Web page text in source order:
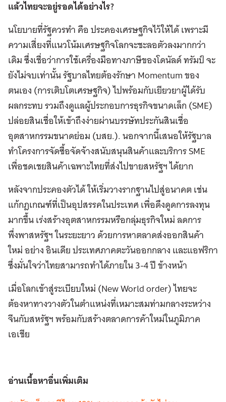
แล้วไทยจะอยู่รอดได้อย่างไร?
นโยบายที่รัฐควรทำ คือ ประคองเศรษฐกิจไว้ให้ได้ เพราะมี
ความเสี่ยงที่แนวโน้มเศรษฐกิจโลกจะชะลอตัวลงมากกว่า
เดิม ซึ่งเชื่อว่าการใช้เครื่องมือทางภาษีของโดนัลด์ ทรัมป์ จะ
ยังไม่จบเท่านั้น รัฐบาลไทยต้องรักษา Momentum ของ
ตนเอง (การเติบโตเศรษฐกิจ) ไปพร้อมกับเยียวยาผู้ได้รับ
ผลกระทบ รวมถึงดูแลผู้ประกอบการธุรกิจขนาดเล็ก (SME)
ปล่อยสินเชื่อให้เข้าถึงง่ายผ่านบรรษัทประกันสินเชื่อ
อุตสาหกรรมขนาดย่อม (บสย.). นอกจากนี้เสนอให้รัฐบาล
ทำโครงการจัดซื้อจัดจ้างสนับสนุนสินค้าและบริการ SME
เพื่อชดเชยสินค้าเฉพาะไทยที่ส่งไปขายสหรัฐฯ ได้ยาก
หลังจากประคองตัวได้ ให้เริ่มวางรากฐานไปสู่อนาคต เช่น
แก้กฎเกณฑ์ที่เป็นอุปสรรคในประเทศ เพื่อดึงดูดการลงทุน
มากขึ้น เร่งสร้างอุตสาหกรรมหรือกลุ่มธุรกิจใหม่ ลดการ
พึ่งพาสหรัฐฯ ในระยะยาว ด้วยการหาตลาดส่งออกสินค้า
ใหม่ อย่าง อินเดีย ประเทศภาคตะวันออกกลาง และแอฟริกา
ซึ่งมั่นใจว่าไทยสามารถทำได้ภายใน 3-4 ปี ข้างหน้า
เมื่อโลกเข้าสู่ระเบียบใหม่ (New World order) ไทยจะ
ต้องหาทางวางตัวในตำแหน่งที่เหมาะสมท่ามกลางระหว่าง
จีนกับสหรัฐฯ พร้อมกับสร้างตลาดการค้าใหม่ในภูมิภาค
เอเชีย
อ่านเนื้อหาอื่นเพิ่มเติม